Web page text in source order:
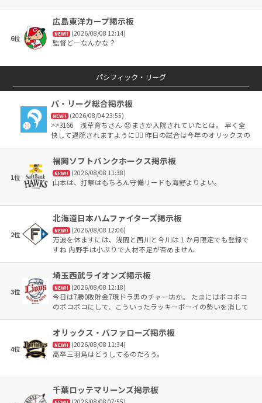
6位
広島東洋カープ掲示板
NEW!! (2026/08/08 12:14)
監督どーなんかな？
パシフィック・リーグ
パ・リーグ総合掲示板
NEW!! (2026/08/04 23:55)
>>3166 浅草育ちさん 😟まさか入院されていたとは。 早く全
快して退院されますように🙂‍↕️ 昨日の試合は今年のオリックスの
したが、現地のオリックスファンの熱気が凄かったですね✨ 😅
来田のサヨナラの瞬間には自宅で絶叫してしまいました❗️ 今日
のマリーンズは5対3で西武に勝利👍 益田投手がNPB史上4人目
の通算250セーブ🏆 凄い記録ですね✨おめでとうございます😊
Oマリンスタジアムでマリーンズの応援📣を楽しんで下さい🏟️
また今年の夏は格別に暑いので身体を労って下さい🙂‍↕️
1位
福岡ソフトバンクホークス掲示板
NEW!! (2026/08/08 11:38)
山本は、打撃はもちろん守備リードも海野よりよい。
2位
北海道日本ハムファイターズ掲示板
NEW!! (2026/08/08 12:06)
万波を休ますには、浅間と西川と今川は１か月限定でも登録で
すね 内野手は小ぶりで人材不足が否めません
3位
埼玉西武ライオンズ掲示板
NEW!! (2026/08/08 12:18)
今日は7勝0敗貯金7現ドラ男のチャー坊か。 たまにはボコボコ
のボコボコにして、こういったラッキーボーイの勢いを消して
4位
オリックス・バファローズ掲示板
NEW!! (2026/08/08 11:34)
高卒三羽烏はどうしてるのだろう。
千葉ロッテマリーンズ掲示板